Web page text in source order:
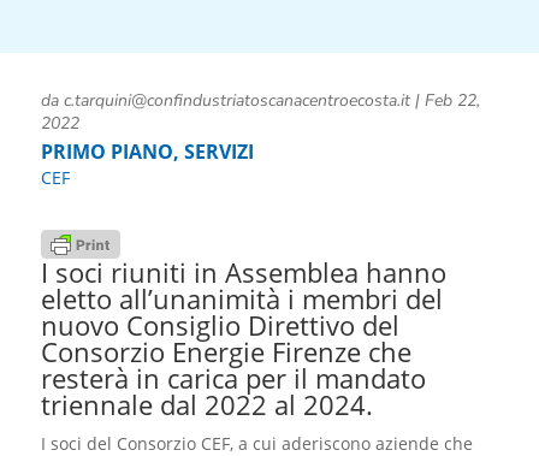
da c.tarquini@confindustriatoscanacentroecosta.it| Feb 22,
2022
PRIMO PIANO, SERVIZI
CEF
I soci riuniti in Assemblea hanno
eletto all’unanimità i membri del
nuovo Consiglio Direttivo del
Consorzio Energie Firenze che
resterà in carica per il mandato
triennale dal 2022 al 2024.
I soci del Consorzio CEF, a cui aderiscono aziende che